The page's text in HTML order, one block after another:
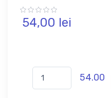
54,00 lei
54.00